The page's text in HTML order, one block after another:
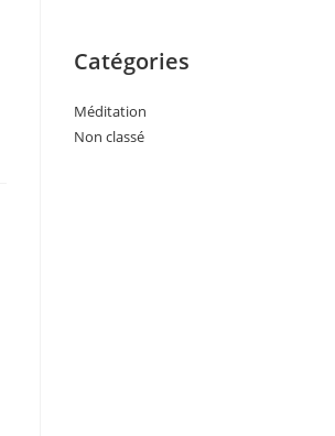
Catégories
Méditation
Non classé